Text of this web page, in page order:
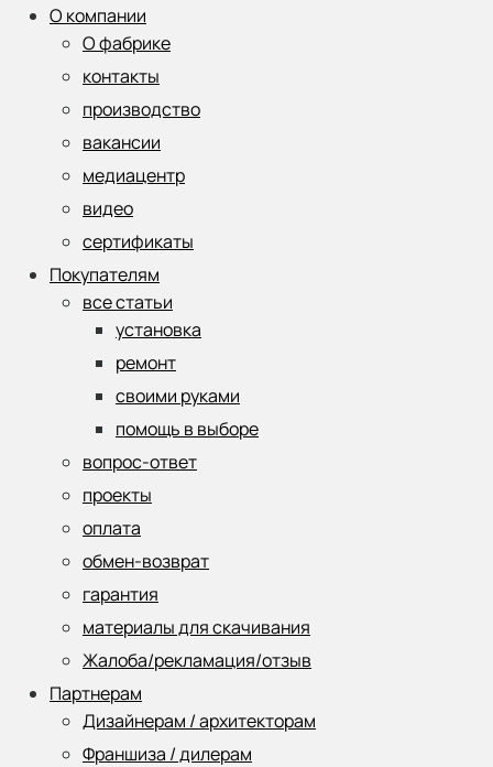
О компании
О фабрике
контакты
производство
вакансии
медиацентр
видео
сертификаты
Покупателям
все статьи
установка
ремонт
своими руками
помощь в выборе
вопрос-ответ
проекты
оплата
обмен-возврат
гарантия
материалы для скачивания
Жалоба/рекламация/отзыв
Партнерам
Дизайнерам / архитекторам
Франшиза / дилерам